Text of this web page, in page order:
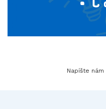
Napíšte nám